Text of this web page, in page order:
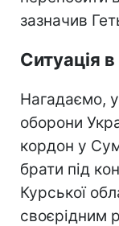
зазначив
Ситуація
Нагадаємо,
оборони
кордон у
брати під
Курської
своєрідним